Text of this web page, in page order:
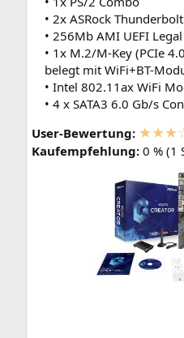
• 2x ASRock
• 256Mb AMI UEFI
• 1x M.2/M-Key (PCIe
belegt mit WiFi+BT-
• Intel 802.11ax WiFi
• 4 x SATA3 6.0 Gb/s
User-Bewertung:
Kaufempfehlung: 0 % (1